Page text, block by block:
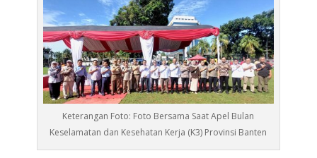
Keterangan Foto: Foto Bersama Saat Apel Bulan
Keselamatan dan Kesehatan Kerja (K3) Provinsi Banten